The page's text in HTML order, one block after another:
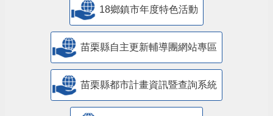
18鄉鎮市年度特色活動
苗栗縣自主更新輔導團網站專區
苗栗縣都市計畫資訊暨查詢系統